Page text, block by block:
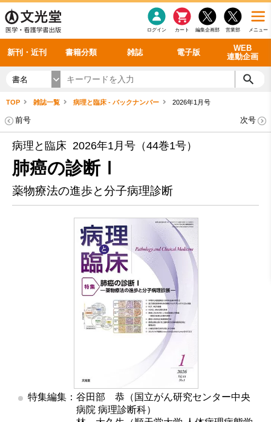
メニュー
営業部
編集企画部
カート
ログイン
新刊・近刊 書籍分類 雑誌 電子版
WEB
連動企画
感染症 老年医学
看護・介護
呼吸器
循環器
シリーズ一覧
雑誌投稿規定
理学療法
雑誌案内・年間購読 最新号 バックナンバー
電子書籍
電子雑誌
書籍「データに基づく臨床動作分析」WEB動画
書籍「眼手術学」WEB動画
書籍「神経症候学 II 改訂第二版」 WEB動画
新刊一覧
今後の発行予定
書名
TOP 雑誌一覧 病理と臨床 - バックナンバー 2026年1月号
前号 次号
病理と臨床 2026年1月号（44巻1号）
肺癌の診断Ⅰ
薬物療法の進歩と分子病理診断
特集編集：谷田部 恭（国立がん研究センター中央
病院 病理診断科）